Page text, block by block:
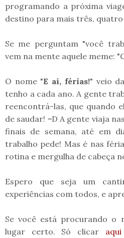
programando a próxima
destino para mais três, quatro
Se me perguntam "você
vem na mente aquele meme:
O nome "E aí, férias!" veio
tenho a cada ano. A gente
reencontrá-las, que quando
de saudar! =D A gente viaja
finais de semana, até em
trabalho pede! Mas é nas
rotina e mergulha de cabeça
Espero que seja um
experiências com todos, e
Se você está procurando o
lugar certo. Só clicar aqui